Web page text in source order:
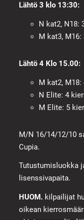
Lähtö 3 klo 13:30:
N kat2, N18:
M kat3,
Lähtö 4 Klo 15.00:
M kat2,
N Elite: 4
M Elite: 5
M/N 16/14/12/10
Cupia.
Tutustumisluokka
lisenssivapaita.
HUOM.kilpailijat
oikean